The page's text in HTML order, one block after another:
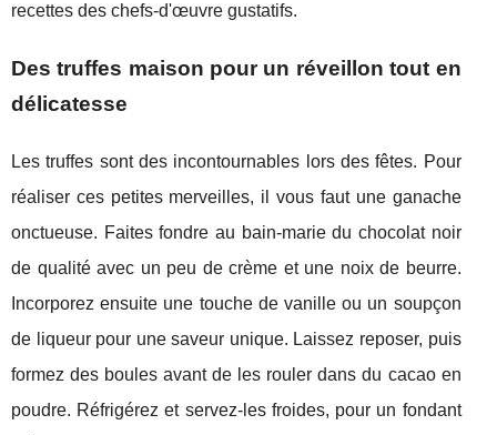
recettes des chefs-d'œuvre gustatifs.
Des truffes maison pour un réveillon tout en
délicatesse
Les truffes sont des incontournables lors des fêtes. Pour
réaliser ces petites merveilles, il vous faut une ganache
onctueuse. Faites fondre au bain-marie du chocolat noir
de qualité avec un peu de crème et une noix de beurre.
Incorporez ensuite une touche de vanille ou un soupçon
de liqueur pour une saveur unique. Laissez reposer, puis
formez des boules avant de les rouler dans du cacao en
poudre. Réfrigérez et servez-les froides, pour un fondant